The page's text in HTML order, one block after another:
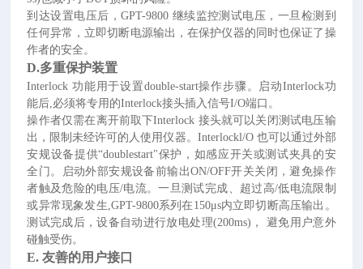
到达设置电压后，GPT-9800 继续监控测试电压，一旦检测到
任何异常，立即切断电源输出，在保护仪器的同时也保证了操
作者的安全。
D.多重保护装置
Interlock 功能用于设置double-start操作步骤。启动Interlock功
能后,必须将专用的Interlock接头插入信号I/O端口。
操作者仅需在离开前取下Interlock 接头就可以关闭测试电压输
出，限制未经许可的人使用仪器。Interlockl/O 也可以通过外部
安规设备提供“doublestart"保护，如感应开关或测试夹具的安
全门。启动外部安规设备前输出ON/OFF开关关闭，避免操作
者触及危险的电压/电流。一旦测试完成、超过高/低电流限制
或异常现象发生,GPT-9800系列在150μs内立即切断高压输出。
测试完成后，设备自动进行放电处理(200ms)， 避免用户意外
碰触受伤。
E.友善的用户接口